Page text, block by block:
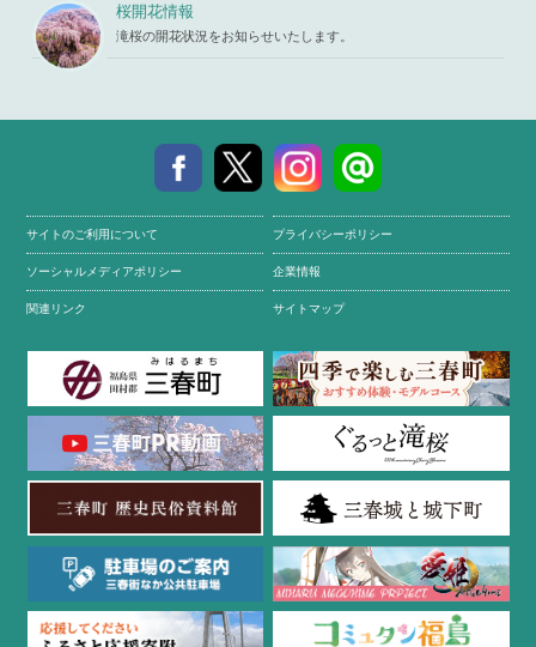
桜開花情報
滝桜の開花状況をお知らせいたします。
サイトのご利用について プライバシーポリシー
ソーシャルメディアポリシー 企業情報
関連リンク サイトマップ